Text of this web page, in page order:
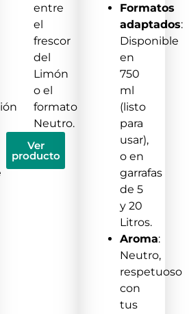
entre
el
frescor
del
Limón
o el
formato
Neutro.
Ver
producto
Formatos
adaptados:
Disponible
en
750
ml
(listo
para
usar),
o en
garrafas
de 5
y 20
Litros.
Aroma:
Neutro,
respetuoso
con
tus